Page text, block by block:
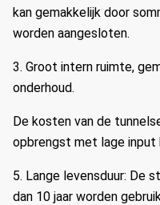
kan gemakkelijk door
worden aangesloten.
3. Groot intern ruimte,
onderhoud.
De kosten van de
opbrengst met lage input
5. Lange levensduur: De
dan 10 jaar worden